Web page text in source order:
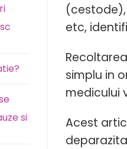
si
etc,
simplu in
medicului
Acest